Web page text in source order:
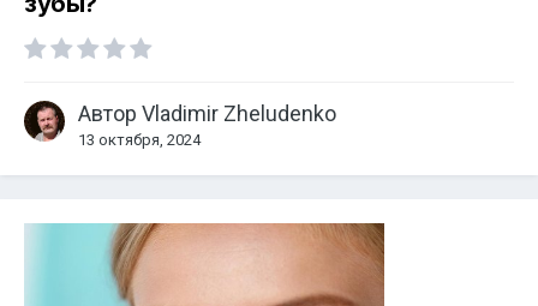
Автор Vladimir Zheludenko
13 октября, 2024